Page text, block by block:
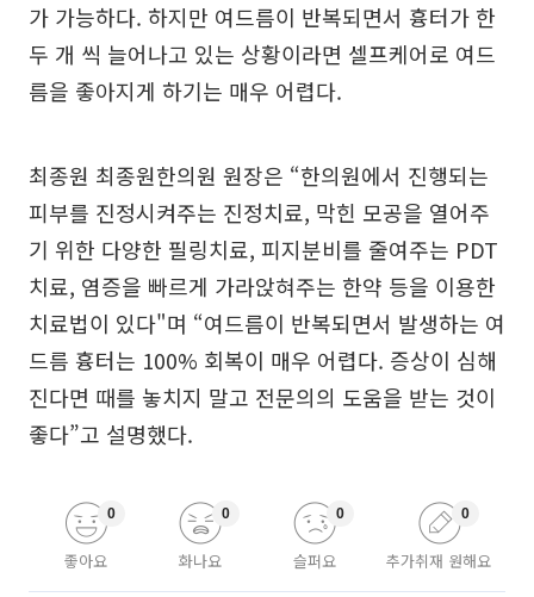
가 가능하다. 하지만 여드름이 반복되면서 흉터가 한
두 개 씩 늘어나고 있는 상황이라면 셀프케어로 여드
름을 좋아지게 하기는 매우 어렵다.
최종원 최종원한의원 원장은 “한의원에서 진행되는
피부를 진정시켜주는 진정치료, 막힌 모공을 열어주
기 위한 다양한 필링치료, 피지분비를 줄여주는 PDT
치료, 염증을 빠르게 가라앉혀주는 한약 등을 이용한
치료법이 있다"며 “여드름이 반복되면서 발생하는 여
드름 흉터는 100% 회복이 매우 어렵다. 증상이 심해
진다면 때를 놓치지 말고 전문의의 도움을 받는 것이
좋다”고 설명했다.
좋아요
0
화나요
0
슬퍼요
0
추가취재 원해요
0